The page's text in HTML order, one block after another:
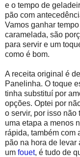
e o tempo de
pão com
Vamos ganhar
caramelada, são
para servir e um
como é bom.
A receita original é
Panelinha. O toque
tinha substituí por
opções. Optei por
o servir, por isso não
uma etapa a menos
rápida, também com
pão na hora de levar
um fouet, é tudo de